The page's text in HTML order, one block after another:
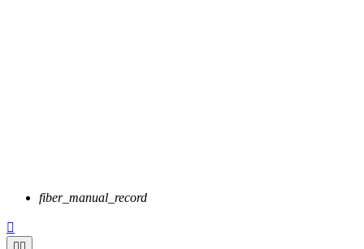
fiber_manual_record

